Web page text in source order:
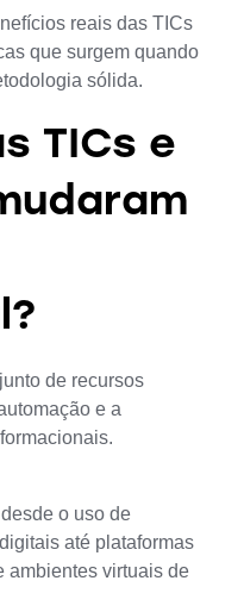
reais das TICs
que surgem quando
sólida.
TICs e
de recursos
e a
o uso de
até plataformas
ambientes virtuais de